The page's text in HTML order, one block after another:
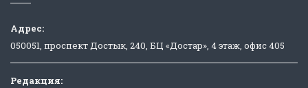
Адрес:
050051, проспект Достык, 240, БЦ «Достар», 4 этаж, офис 405
Редакция: